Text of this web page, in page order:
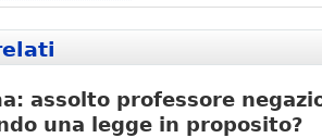
assolto professore
una legge in proposito?